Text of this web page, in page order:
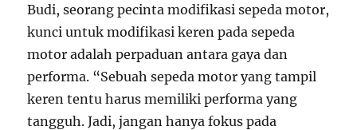
Budi, seorang pecinta modifikasi sepeda motor,
kunci untuk modifikasi keren pada sepeda
motor adalah perpaduan antara gaya dan
performa. “Sebuah sepeda motor yang tampil
keren tentu harus memiliki performa yang
tangguh. Jadi, jangan hanya fokus pada